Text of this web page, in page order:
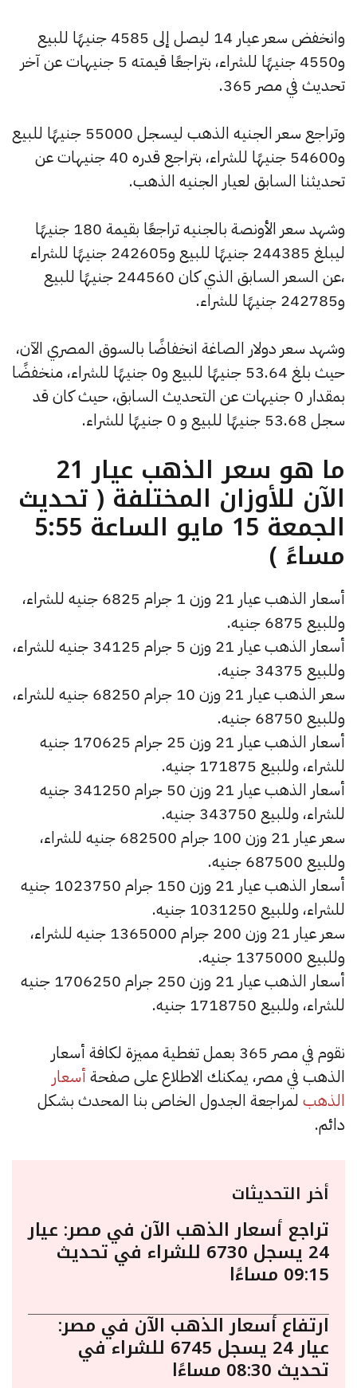
وانخفض سعر عيار 14 ليصل إلى 4585 جنيهًا للبيع
و4550 جنيهًا للشراء، بتراجعًا قيمته 5 جنيهات عن آخر
تحديث في مصر 365.
وتراجع سعر الجنيه الذهب ليسجل 55000 جنيهًا للبيع
و54600 جنيهًا للشراء، بتراجع قدره 40 جنيهات عن
تحديثنا السابق لعيار الجنيه الذهب.
وشهد سعر الأونصة بالجنيه تراجعًا بقيمة 180 جنيهًا
ليبلغ 244385 جنيهًا للبيع و242605 جنيهًا للشراء
،عن السعر السابق الذي كان 244560 جنيهًا للبيع
و242785 جنيهًا للشراء.
وشهد سعر دولار الصاغة انخفاضًا بالسوق المصري الآن،
حيث بلغ 53.64 جنيهًا للبيع و0 جنيهًا للشراء، منخفضًا
بمقدار 0 جنيهات عن التحديث السابق، حيث كان قد
سجل 53.68 جنيهًا للبيع و 0 جنيهًا للشراء.
ما هو سعر الذهب عيار 21
الآن للأوزان المختلفة ( تحديث
الجمعة 15 مايو الساعة 5:55
مساءً )
أسعار الذهب عيار 21 وزن 1 جرام 6825 جنيه للشراء،
وللبيع 6875 جنيه.
أسعار الذهب عيار 21 وزن 5 جرام 34125 جنيه للشراء،
وللبيع 34375 جنيه.
سعر الذهب عيار 21 وزن 10 جرام 68250 جنيه للشراء،
وللبيع 68750 جنيه.
أسعار الذهب عيار 21 وزن 25 جرام 170625 جنيه
للشراء، وللبيع 171875 جنيه.
أسعار الذهب عيار 21 وزن 50 جرام 341250 جنيه
للشراء، وللبيع 343750 جنيه.
سعر عيار 21 وزن 100 جرام 682500 جنيه للشراء،
وللبيع 687500 جنيه.
أسعار الذهب عيار 21 وزن 150 جرام 1023750 جنيه
للشراء، وللبيع 1031250 جنيه.
سعر عيار 21 وزن 200 جرام 1365000 جنيه للشراء،
وللبيع 1375000 جنيه.
أسعار الذهب عيار 21 وزن 250 جرام 1706250 جنيه
للشراء، وللبيع 1718750 جنيه.
نقوم في مصر 365 بعمل تغطية مميزة لكافة أسعار
الذهب في مصر، يمكنك الاطلاع على صفحة أسعار
الذهب لمراجعة الجدول الخاص بنا المحدث بشكل
دائم.
أخر التحديثات
تراجع أسعار الذهب الآن في مصر: عيار
24 يسجل 6730 للشراء في تحديث
09:15 مساءًا
ارتفاع أسعار الذهب الآن في مصر:
عيار 24 يسجل 6745 للشراء في
تحديث 08:30 مساءًا